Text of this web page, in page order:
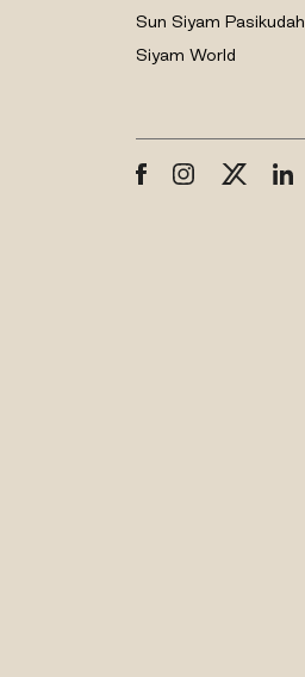
Sun Siyam Pasikudah
Siyam World